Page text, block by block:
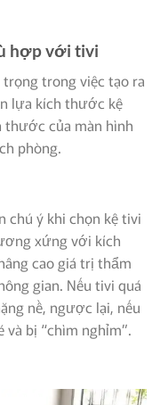
hợp với tivi
trong việc tạo ra
lựa kích thước kệ
của màn hình
phòng.
chú ý khi chọn kệ tivi
xứng với kích
cao giá trị thẩm
gian. Nếu tivi quá
nề, ngược lại, nếu
bị “chìm nghỉm”.